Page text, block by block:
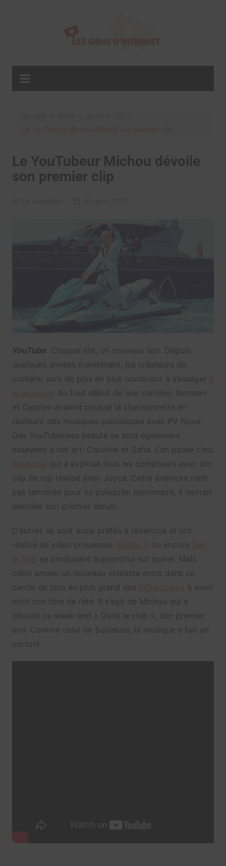
Le YouTubeur Michou dévoile
son premier clip
YouTube . Chaque été, un nouveau son. Depuis
quelques années maintenant, les créateurs de
contenu sont de plus en plus nombreux à s’essayer
. Au tout début de leur carrière, Norman
et Cyprien avaient poussé la chansonnette en
réalisant des musiques parodiques avec PV Nova.
Des YouTubeuses beauté se sont également
essayées à cet art: Caroline et Safia. L’an passé c’est
qui a explosé tous les compteurs avec son
clip de rap réalisé avec Joyca. Cette aventure n’est
pas terminée pour lui puisqu’en septembre, il devrait
dévoiler son premier album.
D’autres se sont aussi prêtés à l’exercice et ont
réalisé de jolies prouesses.
ou encore
se produisent aujourd’hui sur scène. Mais
cette année, un nouveau vidéaste entre dans ce
cercle de plus en plus grand des
à avoir
sorti son titre de l’été. Il s’agit de Michou qui a
dévoilé ce week-end « Dans le club », son premier
son. Comme celui de Squeezie, la musique a fait un
carton!